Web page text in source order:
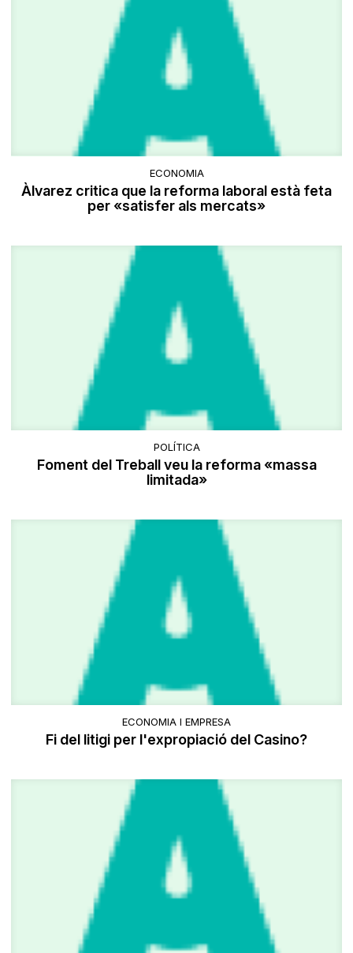
ECONOMIA
Àlvarez critica que la reforma laboral està feta
per «satisfer als mercats»
POLÍTICA
Foment del Treball veu la reforma «massa
limitada»
ECONOMIA I EMPRESA
Fi del litigi per l'expropiació del Casino?